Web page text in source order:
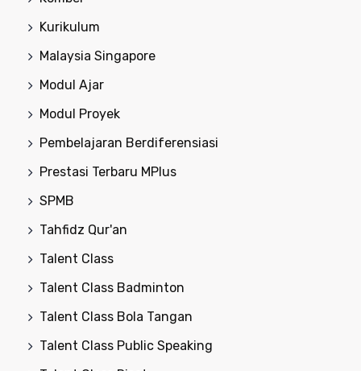
Kurikulum
Malaysia Singapore
Modul Ajar
Modul Proyek
Pembelajaran Berdiferensiasi
Prestasi Terbaru MPlus
SPMB
Tahfidz Qur'an
Talent Class
Talent Class Badminton
Talent Class Bola Tangan
Talent Class Public Speaking